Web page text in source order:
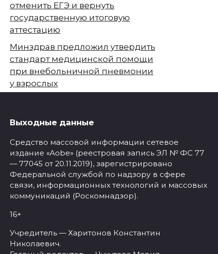
отменить ЕГЭ и вернуть
государственную итоговую
аттестацию
Минздрав предложил утвердить
стандарт медицинской помощи
при внебольничной пневмонии
у взрослых
Выходные данные
Средство массовой информации сетевое
издание «Aobe» (реестровая запись ЭЛ № ФС 77
— 77045 от 20.11.2019), зарегистрировано
Федеральной службой по надзору в сфере
связи, информационных технологий и массовых
коммуникаций (Роскомнадзор).
16+
Учредитель — Харитонов Константин
Николаевич.